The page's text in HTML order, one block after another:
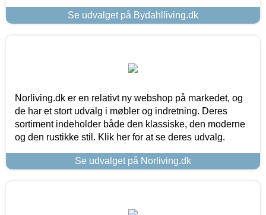
Se udvalget på Bydahlliving.dk
Norliving.dk er en relativt ny webshop på markedet, og
de har et stort udvalg i møbler og indretning. Deres
sortiment indeholder både den klassiske, den moderne
og den rustikke stil. Klik her for at se deres udvalg.
Se udvalget på Norliving.dk